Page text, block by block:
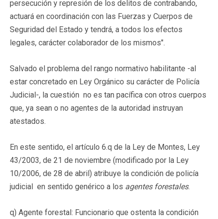
persecución y represión de los delitos de contrabando,
actuará en coordinación con las Fuerzas y Cuerpos de
Seguridad del Estado y tendrá, a todos los efectos
legales, carácter colaborador de los mismos".
Salvado el problema del rango normativo habilitante -al
estar concretado en Ley Orgánico su carácter de Policía
Judicial-, la cuestión no es tan pacífica con otros cuerpos
que, ya sean o no agentes de la autoridad instruyan
atestados.
En este sentido, el artículo 6.q de la Ley de Montes, Ley
43/2003, de 21 de noviembre (modificado por la Ley
10/2006, de 28 de abril) atribuye la condición de policía
judicial en sentido genérico a los agentes forestales.
q) Agente forestal: Funcionario que ostenta la condición